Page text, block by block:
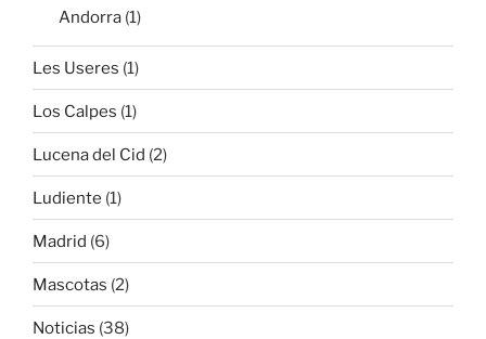
Andorra (1)
Les Useres (1)
Los Calpes (1)
Lucena del Cid (2)
Ludiente (1)
Madrid (6)
Mascotas (2)
Noticias (38)